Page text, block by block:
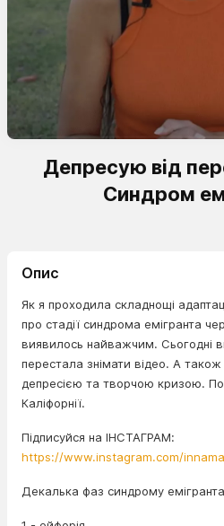
Депресую від
Синдром
Опис
Як я проходила складнощі
про стадії синдрома емігранта
виявилось найважчим. Сьогодні
перестала знімати відео. А
депресією та творчою кризою.
Каліфорнії.
Підписуйся на ІНСТАГРАМ:
https://www.instagram.com/
Декалька фаз синдрому